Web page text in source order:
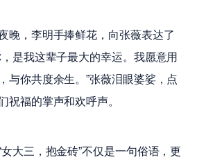
晚，李明手捧鲜花，向张薇表达了
是我这辈子最大的幸运。我愿意用
与你共度余生。”张薇泪眼婆娑，点
祝福的掌声和欢呼声。
大三，抱金砖”不仅是一句俗语，更